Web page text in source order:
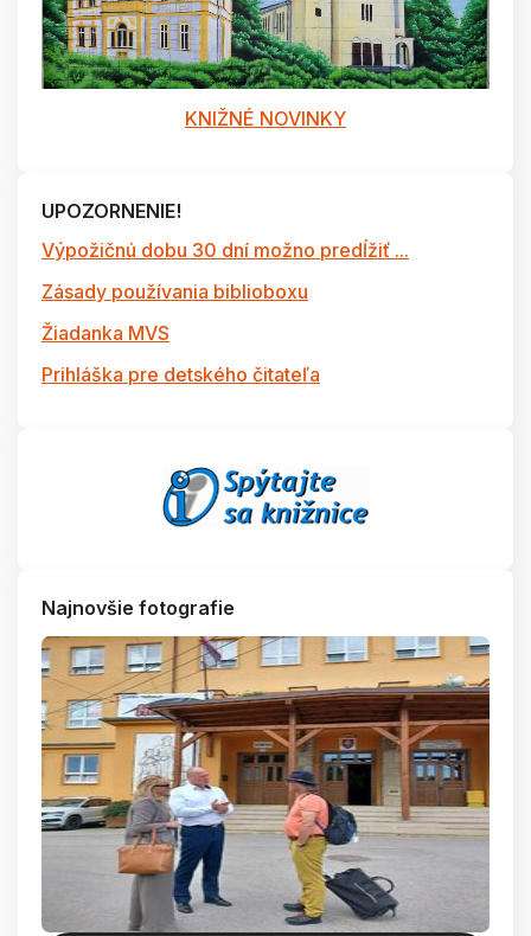
KNIŽNÉ NOVINKY
UPOZORNENIE!
Výpožičnú dobu 30 dní možno predĺžiť ...
Zásady používania biblioboxu
Žiadanka MVS
Prihláška pre detského čitateľa
Najnovšie fotografie